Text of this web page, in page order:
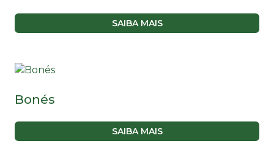
SAIBA MAIS
Bonés
SAIBA MAIS